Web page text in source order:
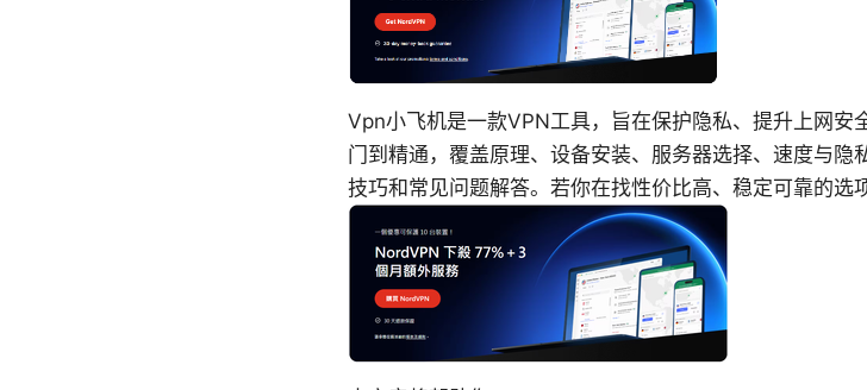
Vpn小飞机是一款VPN工具，旨在保护隐私、提升上网安
门到精通，覆盖原理、设备安装、服务器选择、速度与隐
技巧和常见问题解答。若你在找性价比高、稳定可靠的选